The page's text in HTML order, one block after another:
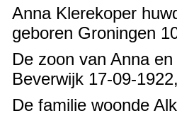
Anna Klerekoper
geboren Groningen
De zoon van Anna
Beverwijk 17-09-
De familie woonde